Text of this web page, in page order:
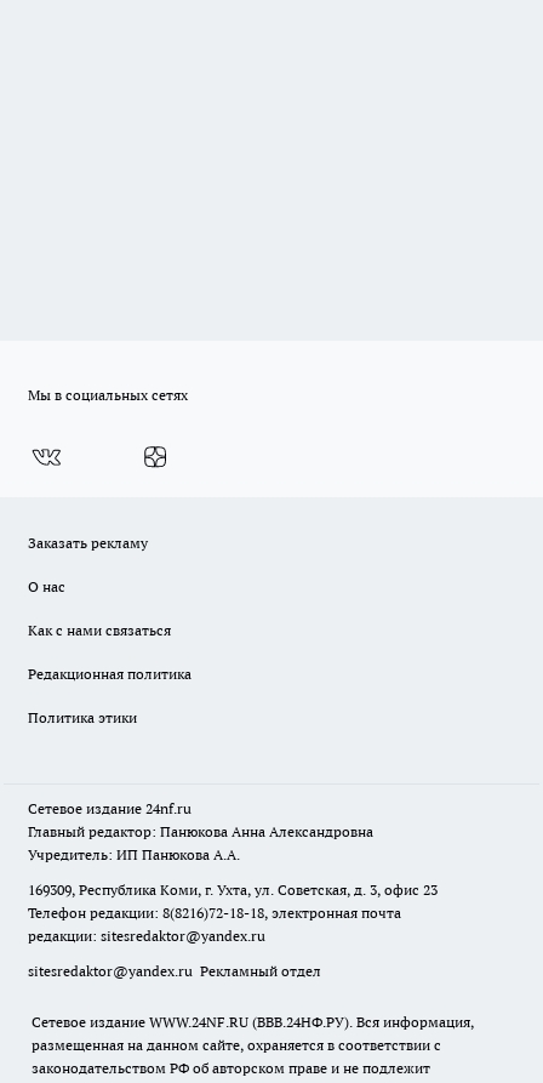
Мы в социальных сетях
Заказать рекламу
О нас
Как с нами связаться
Редакционная политика
Политика этики
Сетевое издание 24nf.ru
Главный редактор: Панюкова Анна Александровна
Учредитель: ИП Панюкова А.А.
169309, Республика Коми, г. Ухта, ул. Советская, д. 3, офис 23
Телефон редакции: 8(8216)72-18-18, электронная почта
редакции: sitesredaktor@yandex.ru
sitesredaktor@yandex.ru Рекламный отдел
Сетевое издание WWW.24NF.RU (ВВВ.24НФ.РУ). Вся информация,
размещенная на данном сайте, охраняется в соответствии с
законодательством РФ об авторском праве и не подлежит